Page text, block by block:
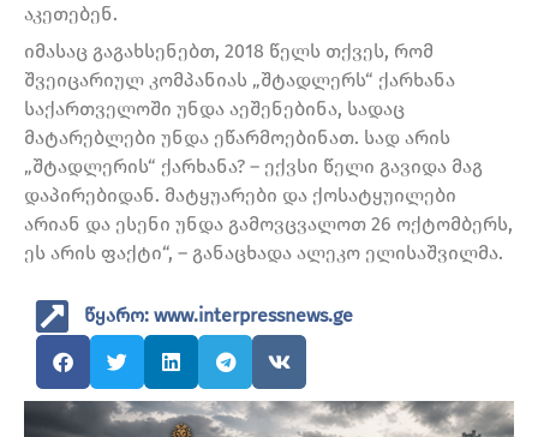
აკეთებენ.
იმასაც გაგახსენებთ, 2018 წელს თქვეს, რომ
შვეიცარიულ კომპანიას „შტადლერს“ ქარხანა
საქართველოში უნდა აეშენებინა, სადაც
მატარებლები უნდა ეწარმოებინათ. სად არის
„შტადლერის“ ქარხანა? – ექვსი წელი გავიდა მაგ
დაპირებიდან. მატყუარები და ქოსატყუილები
არიან და ესენი უნდა გამოვცვალოთ 26 ოქტომბერს,
ეს არის ფაქტი“, – განაცხადა ალეკო ელისაშვილმა.
წყარო: www.interpressnews.ge